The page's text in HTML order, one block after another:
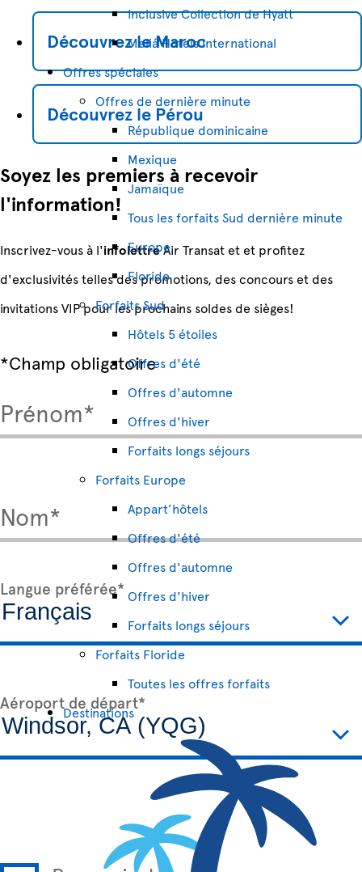
Inclusive Collection de Hyatt
Meliá Hotels International
Offres spéciales
Offres de dernière minute
République dominicaine
Mexique
Jamaïque
Tous les forfaits Sud dernière minute
Europe
Floride
Forfaits Sud
Hôtels 5 étoiles
Offres d'été
Offres d'automne
Offres d'hiver
Forfaits longs séjours
Forfaits Europe
Appart’hôtels
Offres d'été
Offres d'automne
Offres d'hiver
Forfaits longs séjours
Forfaits Floride
Toutes les offres forfaits
Destinations
Découvrez leMaroc
Découvrez lePérou
Soyez les premiers à recevoir
l'information!
Inscrivez-vous à l'infolettreAir Transat et et profitez
d'exclusivités telles des promotions, des concours et des
invitations VIP pour les prochains soldes de sièges!
*Champ obligatoire
Prénom*
Nom*
Langue préférée*
Aéroport de départ*